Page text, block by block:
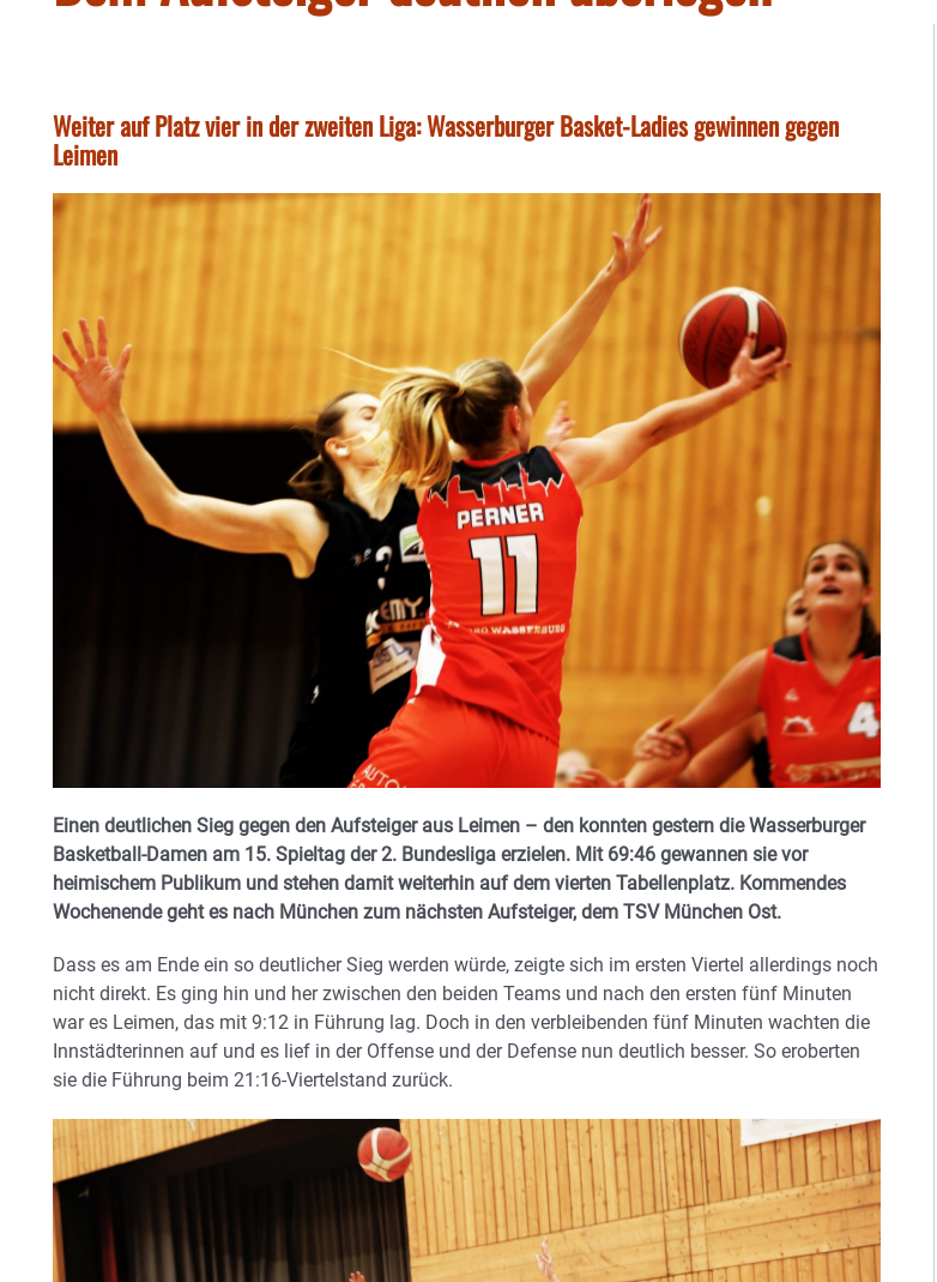
Weiter auf Platz vier in der zweiten Liga: Wasserburger Basket-Ladies gewinnen gegen
Leimen
Einen deutlichen Sieg gegen den Aufsteiger aus Leimen – den konnten gestern die Wasserburger
Basketball-Damen am 15. Spieltag der 2. Bundesliga erzielen. Mit 69:46 gewannen sie vor
heimischem Publikum und stehen damit weiterhin auf dem vierten Tabellenplatz. Kommendes
Wochenende geht es nach München zum nächsten Aufsteiger, dem TSV München Ost.
Dass es am Ende ein so deutlicher Sieg werden würde, zeigte sich im ersten Viertel allerdings noch
nicht direkt. Es ging hin und her zwischen den beiden Teams und nach den ersten fünf Minuten
war es Leimen, das mit 9:12 in Führung lag. Doch in den verbleibenden fünf Minuten wachten die
Innstädterinnen auf und es lief in der Offense und der Defense nun deutlich besser. So eroberten
sie die Führung beim 21:16-Viertelstand zurück.